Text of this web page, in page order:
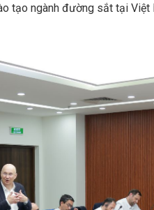
tạo ngành đường sắt tại Việt